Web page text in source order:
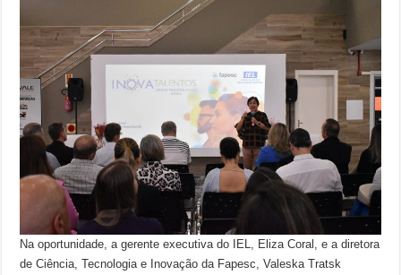
Na oportunidade, a gerente executiva do IEL, Eliza Coral, e a diretora
de Ciência, Tecnologia e Inovação da Fapesc, Valeska Tratsk